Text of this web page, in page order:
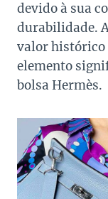
devido à sua
durabilidade.
valor histórico
elemento
bolsa Hermès.